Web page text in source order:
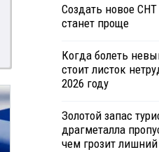
Создать новое СНТ
станет проще
Когда болеть
стоит листок
2026 году
Золотой запас
драгметалла
чем грозит